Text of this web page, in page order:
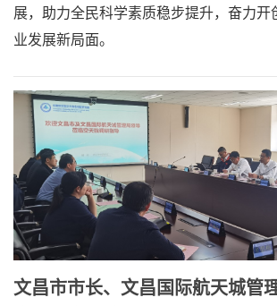
展，助力全民科学素质稳步提升，奋力开
业发展新局面。
文昌市市长、文昌国际航天城管